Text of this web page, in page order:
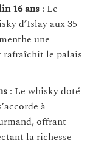
16 ans: Le
d’Islay aux 35
une
rafraîchit le palais
: Le whisky doté
à
offrant
la richesse